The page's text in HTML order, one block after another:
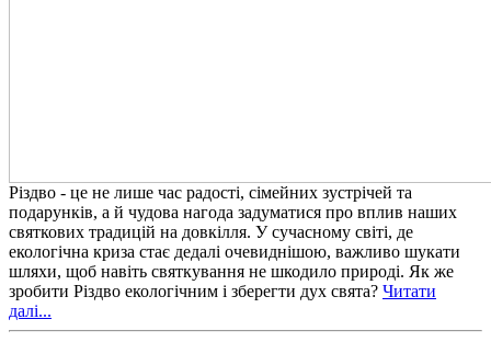
Різдво - це не лише час радості, сімейних зустрічей та
подарунків, а й чудова нагода задуматися про вплив наших
святкових традицій на довкілля. У сучасному світі, де
екологічна криза стає дедалі очевиднішою, важливо шукати
шляхи, щоб навіть святкування не шкодило природі. Як же
зробити Різдво екологічним і зберегти дух свята? Читати
далі...